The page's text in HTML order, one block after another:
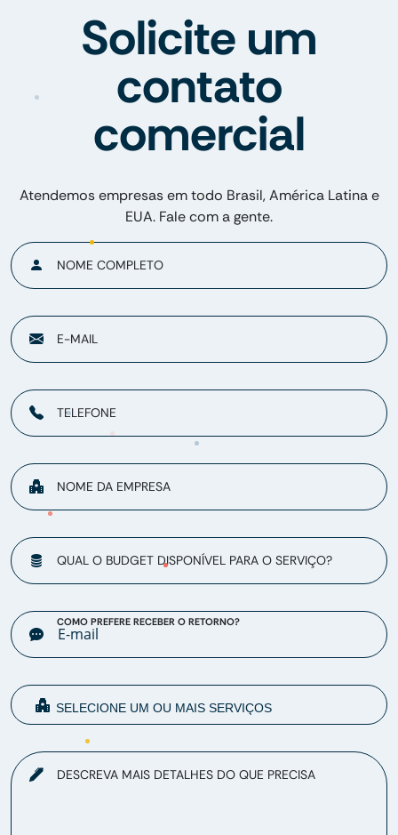
Solicite um
contato
comercial
Atendemos empresas em todo Brasil, América Latina e
EUA. Fale com a gente.
NOME COMPLETO
E-MAIL
TELEFONE
NOME DA EMPRESA
QUAL O BUDGET DISPONÍVEL PARA O SERVIÇO?
COMO PREFERE RECEBER O RETORNO?
DESCREVA MAIS DETALHES DO QUE PRECISA